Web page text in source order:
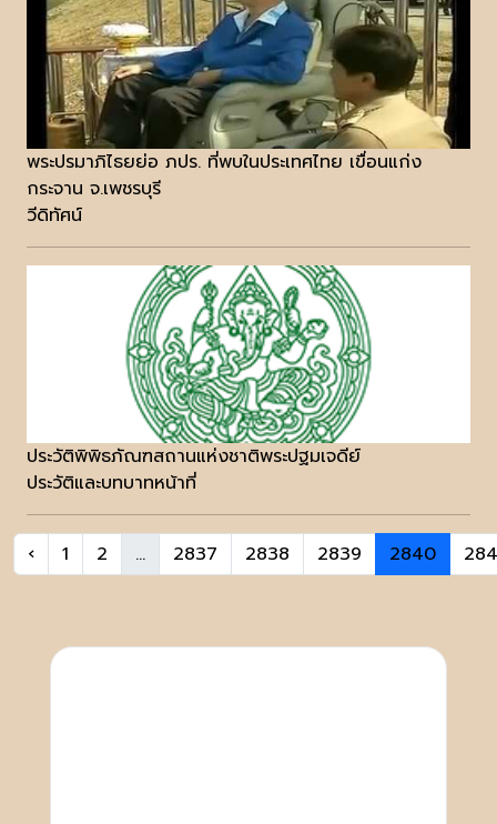
พระปรมาภิไธยย่อ ภปร. ที่พบในประเทศไทย เขื่อนแก่ง
กระจาน จ.เพชรบุรี
วีดิทัศน์
ประวัติพิพิธภัณฑสถานแห่งชาติพระปฐมเจดีย์
ประวัติและบทบาทหน้าที่
‹ 1 2 ... 2837 2838 2839 2840